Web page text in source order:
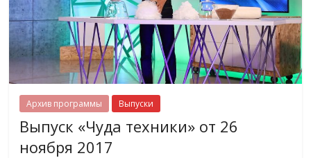
Архив программы Выпуски
Выпуск «Чуда техники» от 26
ноября 2017